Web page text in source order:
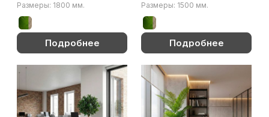
Размеры: 1800 мм.
Подробнее
Размеры: 1500 мм.
Подробнее